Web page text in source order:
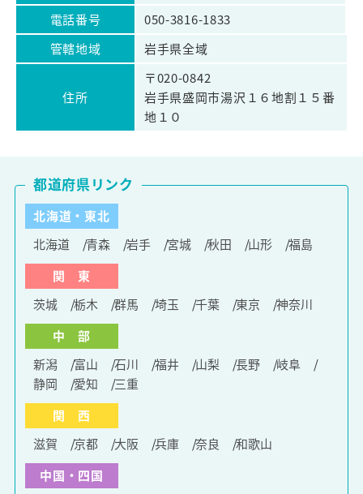
電話番号
050-3816-1833
管轄地域
岩手県全域
住所
〒020-0842
岩手県盛岡市湯沢１６地割１５番
地１０
北海道・東北
北海道
青森 岩手 宮城 秋田 山形
福島
関 東
茨城
栃木 群馬 埼玉 千葉 東京
神奈川
中 部
新潟
富山 石川 福井 山梨 長野
岐阜
静岡
愛知
三重
関 西
滋賀
京都 大阪 兵庫 奈良
和歌山
中国・四国
都道府県リンク